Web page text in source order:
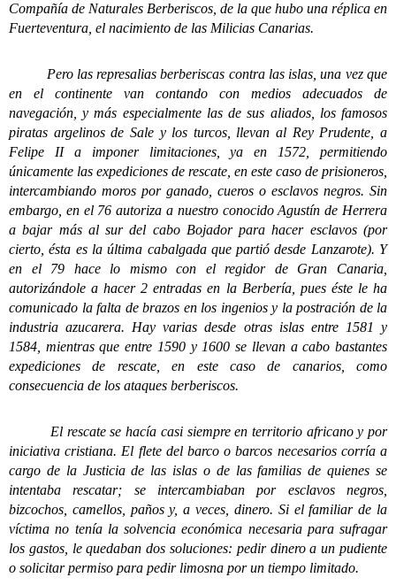
Compañía de Naturales Berberiscos, de la que hubo una réplica en
Fuerteventura, el nacimiento de las Milicias Canarias.
Pero las represalias berberiscas contra las islas, una vez que
en el continente van contando con medios adecuados de
navegación, y más especialmente las de sus aliados, los famosos
piratas argelinos de Sale y los turcos, llevan al Rey Prudente, a
Felipe II a imponer limitaciones, ya en 1572, permitiendo
únicamente las expediciones de rescate, en este caso de prisioneros,
intercambiando moros por ganado, cueros o esclavos negros. Sin
embargo, en el 76 autoriza a nuestro conocido Agustín de Herrera
a bajar más al sur del cabo Bojador para hacer esclavos (por
cierto, ésta es la última cabalgada que partió desde Lanzarote). Y
en el 79 hace lo mismo con el regidor de Gran Canaria,
autorizándole a hacer 2 entradas en la Berbería, pues éste le ha
comunicado la falta de brazos en los ingenios y la postración de la
industria azucarera. Hay varias desde otras islas entre 1581 y
1584, mientras que entre 1590 y 1600 se llevan a cabo bastantes
expediciones de rescate, en este caso de canarios, como
consecuencia de los ataques berberiscos.
El rescate se hacía casi siempre en territorio africano y por
iniciativa cristiana. El flete del barco o barcos necesarios corría a
cargo de la Justicia de las islas o de las familias de quienes se
intentaba rescatar; se intercambiaban por esclavos negros,
bizcochos, camellos, paños y, a veces, dinero. Si el familiar de la
víctima no tenía la solvencia económica necesaria para sufragar
los gastos, le quedaban dos soluciones: pedir dinero a un pudiente
o solicitar permiso para pedir limosna por un tiempo limitado.